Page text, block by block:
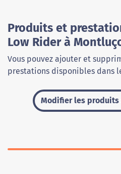
Produits et
Low Rider à
Vous pouvez ajouter et
prestations disponibles dans
Modifier les